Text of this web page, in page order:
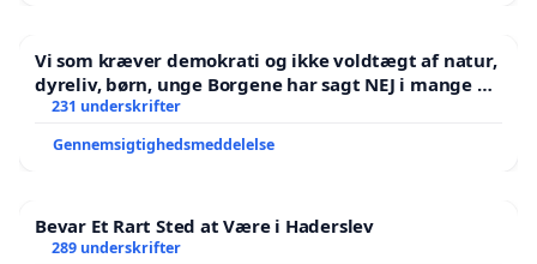
Vi som kræver demokrati og ikke voldtægt af natur,
dyreliv, børn, unge Borgene har sagt NEJ i mange år.
Der er
231 underskrifter
Gennemsigtighedsmeddelelse
Bevar Et Rart Sted at Være i Haderslev
289 underskrifter